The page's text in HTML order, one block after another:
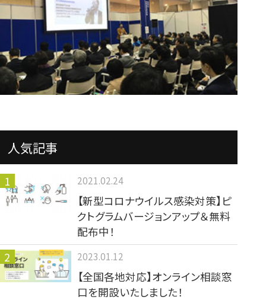
人気記事
2021.02.24
【新型コロナウイルス感染対策】ピ
クトグラムバージョンアップ＆無料
配布中！
2023.01.12
【全国各地対応】オンライン相談窓
口を開設いたしました！